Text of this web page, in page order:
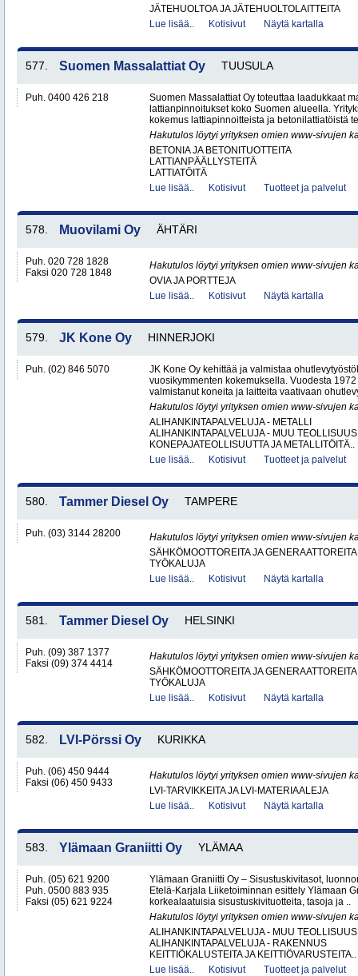
JÄTEHUOLTOA JA JÄTEHUOLTOLAITTEITA
Lue lisää..
Kotisivut Näytä kartalla
577. Suomen Massalattiat Oy TUUSULA
Puh. 0400 426 218
Suomen Massalattiat Oy toteuttaa laadukkaat
lattianpinnoitukset koko Suomen alueella.
kokemus lattiapinnoitteista ja betonilattiatöistä
Hakutulos löytyi yrityksen omien www-sivujen
BETONIA JA BETONITUOTTEITA
LATTIANPÄÄLLYSTEITÄ
LATTIATÖITÄ
Lue lisää..
Kotisivut Tuotteet ja palvelut
578. Muovilami Oy ÄHTÄRI
Puh. 020 728 1828
Faksi 020 728 1848
Hakutulos löytyi yrityksen omien www-sivujen
OVIA JA PORTTEJA
Lue lisää..
Kotisivut Näytä kartalla
579. JK Kone Oy HINNERJOKI
Puh. (02) 846 5070
JK Kone Oy kehittää ja valmistaa
vuosikymmenten kokemuksella. Vuodesta
valmistanut koneita ja laitteita vaativaan
Hakutulos löytyi yrityksen omien www-sivujen
ALIHANKINTAPALVELUJA - METALLI
ALIHANKINTAPALVELUJA - MUU TEOLLISUUS
KONEPAJATEOLLISUUTTA JA METALLITÖITÄ..
Lue lisää..
Kotisivut Tuotteet ja palvelut
580. Tammer Diesel Oy TAMPERE
Puh. (03) 3144 28200
Hakutulos löytyi yrityksen omien www-sivujen
SÄHKÖMOOTTOREITA JA GENERAATTOREITA
TYÖKALUJA
Lue lisää..
Kotisivut Näytä kartalla
581. Tammer Diesel Oy HELSINKI
Puh. (09) 387 1377
Faksi (09) 374 4414
Hakutulos löytyi yrityksen omien www-sivujen
SÄHKÖMOOTTOREITA JA GENERAATTOREITA
TYÖKALUJA
Lue lisää..
Kotisivut Näytä kartalla
582. LVI-Pörssi Oy KURIKKA
Puh. (06) 450 9444
Faksi (06) 450 9433
Hakutulos löytyi yrityksen omien www-sivujen
LVI-TARVIKKEITA JA LVI-MATERIAALEJA
Lue lisää..
Kotisivut Näytä kartalla
583. Ylämaan Graniitti Oy YLÄMAA
Puh. (05) 621 9200
Puh. 0500 883 935
Faksi (05) 621 9224
Ylämaan Graniitti Oy – Sisustuskivitasot,
Etelä-Karjala Liiketoiminnan esittely Ylämaan
korkealaatuisia sisustuskivituotteita, tasoja ja ..
Hakutulos löytyi yrityksen omien www-sivujen
ALIHANKINTAPALVELUJA - MUU TEOLLISUUS
ALIHANKINTAPALVELUJA - RAKENNUS
KEITTIÖKALUSTEITA JA KEITTIÖVARUSTEITA..
Lue lisää..
Kotisivut Tuotteet ja palvelut